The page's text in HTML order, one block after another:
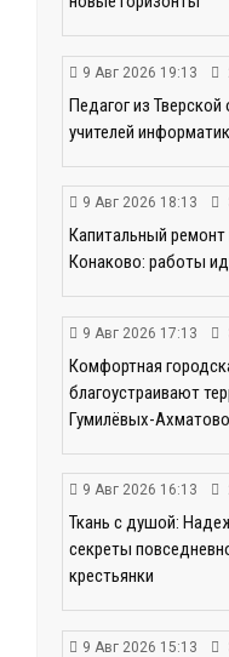
9 Авг 2026 19:13
Педагог из
учителей
9 Авг 2026 18:13
Капитальный
Конаково: работы
9 Авг 2026 17:13
Комфортная
благоустраивают
Гумилёвых-
9 Авг 2026 16:13
Ткань с душой:
секреты
крестьянки
9 Авг 2026 15:13